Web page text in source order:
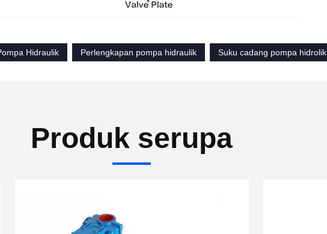
Hidraulik
Perlengkapan pompa hidraulik Suku cadang pompa hidrolik
Produk serupa